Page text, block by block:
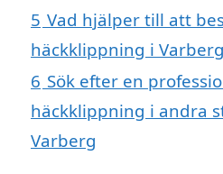
5 Vad hjälper till att
häckklippning i
6 Sök efter en
häckklippning i andra
Varberg